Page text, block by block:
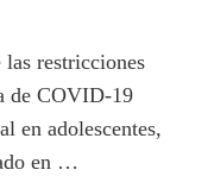
restricciones
de COVID-19
en adolescentes,
en …